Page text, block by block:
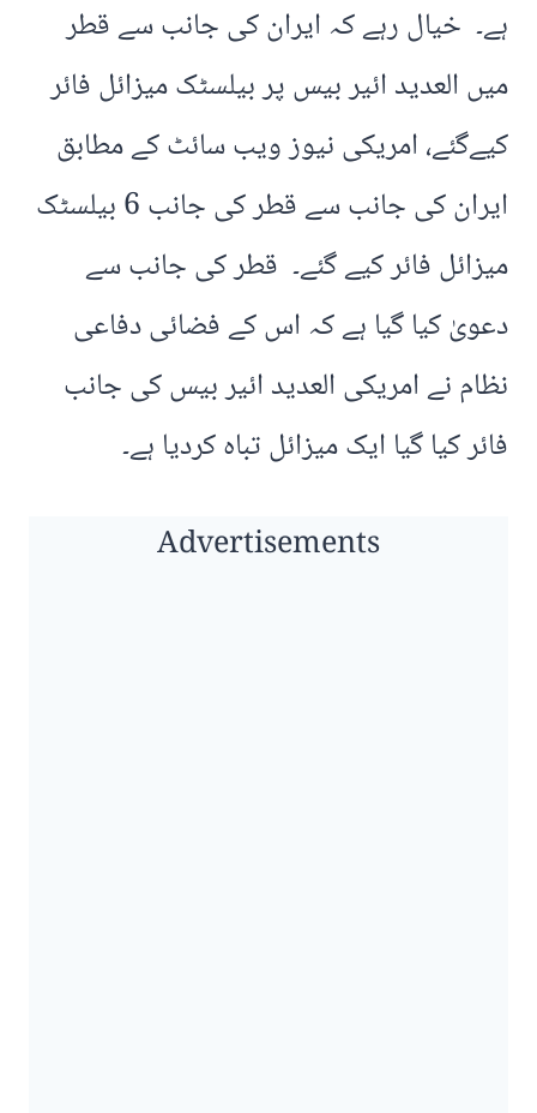
ہے۔ خیال رہے کہ ایران کی جانب سے قطر
میں العدید ائیر بیس پر بیلسٹک میزائل فائر
کیےگئے، امریکی نیوز ویب سائٹ کے مطابق
ایران کی جانب سے قطر کی جانب 6 بیلسٹک
میزائل فائر کیے گئے۔ قطر کی جانب سے
دعویٰ کیا گیا ہے کہ اس کے فضائی دفاعی
نظام نے امریکی العدید ائیر بیس کی جانب
فائر کیا گیا ایک میزائل تباہ کردیا ہے۔
Advertisements